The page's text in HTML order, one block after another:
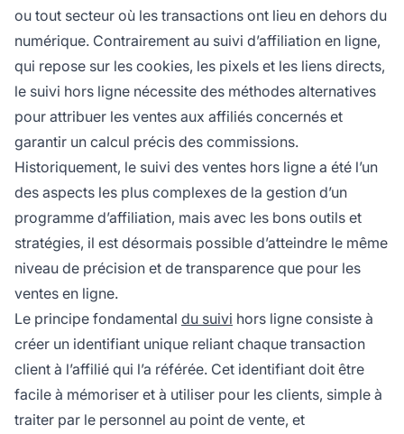
ou tout secteur où les transactions ont lieu en dehors du
numérique. Contrairement au suivi d’affiliation en ligne,
qui repose sur les cookies, les pixels et les liens directs,
le suivi hors ligne nécessite des méthodes alternatives
pour attribuer les ventes aux affiliés concernés et
garantir un calcul précis des commissions.
Historiquement, le suivi des ventes hors ligne a été l’un
des aspects les plus complexes de la gestion d’un
programme d’affiliation, mais avec les bons outils et
stratégies, il est désormais possible d’atteindre le même
niveau de précision et de transparence que pour les
ventes en ligne.
Le principe fondamental du suivi hors ligne consiste à
créer un identifiant unique reliant chaque transaction
client à l’affilié qui l’a référée. Cet identifiant doit être
facile à mémoriser et à utiliser pour les clients, simple à
traiter par le personnel au point de vente, et